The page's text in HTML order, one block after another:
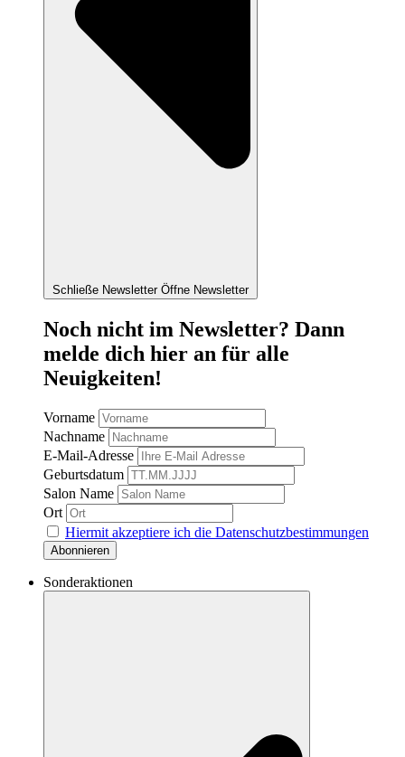
Schließe Newsletter Öffne Newsletter
Noch nicht im Newsletter? Dann
melde dich hier an für alle
Neuigkeiten!
Vorname
Nachname
E-Mail-Adresse
Geburtsdatum
Salon Name
Ort
Hiermit akzeptiere ich die Datenschutzbestimmungen
Sonderaktionen